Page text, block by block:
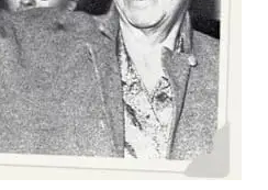
Política